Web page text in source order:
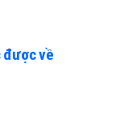
được về